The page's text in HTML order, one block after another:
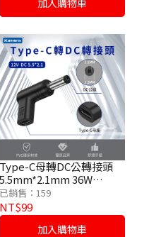
加入購物車
Type-C母轉DC公轉接頭
5.5mm*2.1mm 36W
/12V/3A
已銷售：159
NT$99
加入購物車